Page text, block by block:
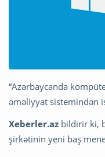
“Azərbaycanda
əməliyyat sistemindən
Xeberler.az bildirir ki,
şirkətinin yeni baş